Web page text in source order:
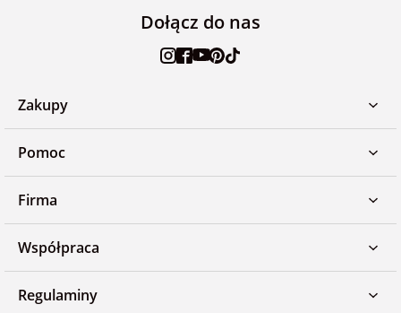
Dołącz do nas
Zakupy
Pomoc
Firma
Współpraca
Regulaminy